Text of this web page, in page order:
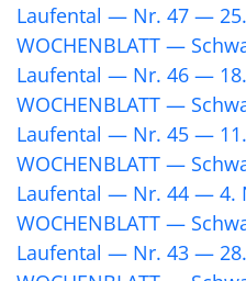
Laufental — Nr. 47 —
WOCHENBLATT —
Laufental — Nr. 46 —
WOCHENBLATT —
Laufental — Nr. 45 —
WOCHENBLATT —
Laufental — Nr. 44 — 4.
WOCHENBLATT —
Laufental — Nr. 43 —